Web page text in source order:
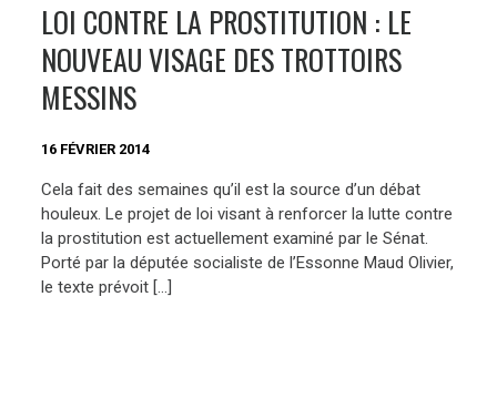
LOI CONTRE LA PROSTITUTION : LE
NOUVEAU VISAGE DES TROTTOIRS
MESSINS
16 FÉVRIER 2014
Cela fait des semaines qu’il est la source d’un débat
houleux. Le projet de loi visant à renforcer la lutte contre
la prostitution est actuellement examiné par le Sénat.
Porté par la députée socialiste de l’Essonne Maud Olivier,
le texte prévoit […]